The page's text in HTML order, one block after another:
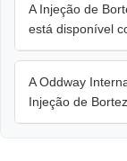
A Injeção de
está disponível
A Oddway
Injeção de